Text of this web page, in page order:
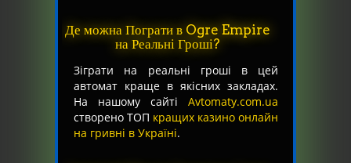
Де можна Пограти в Ogre Empire
на Реальні Гроші?
Зіграти на реальні гроші в цей
автомат краще в якісних закладах.
На нашому сайтіAvtomaty.com.ua
створено ТОП кращих казино онлайн
на гривні в Україні.